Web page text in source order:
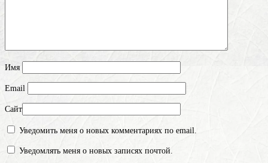
Имя
Email
Сайт
Уведомить меня о новых комментариях по email.
Уведомлять меня о новых записях почтой.